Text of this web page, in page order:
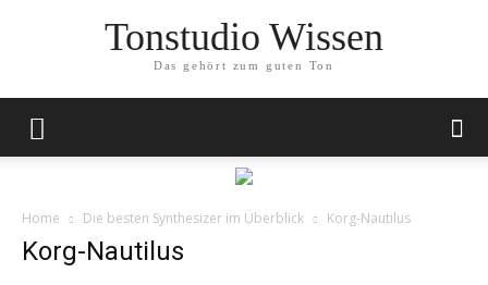
Tonstudio Wissen
Das gehört zum guten Ton
Home Die besten Synthesizer im Überblick Korg-Nautilus
Korg-Nautilus